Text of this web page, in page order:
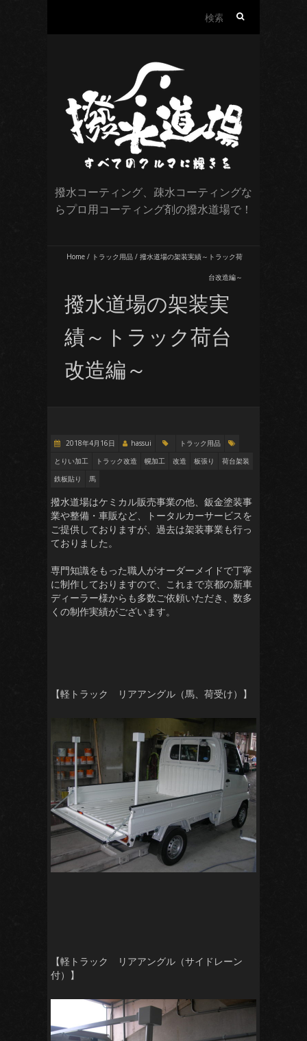
撥水コーティング、疎水コーティングな
らプロ用コーティング剤の撥水道場で！
Home / トラック用品 / 撥水道場の架装実績～トラック荷
台改造編～
撥水道場の架装実
績～トラック荷台
改造編～
2018年4月16日 hassui
トラック用品
とりい加工
トラック改造 幌加工 改造 板張り
荷台架装
鉄板貼り
馬
撥水道場はケミカル販売事業の他、鈑金塗装事
業や整備・車販など、トータルカーサービスを
ご提供しておりますが、過去は架装事業も行っ
ておりました。
専門知識をもった職人がオーダーメイドで丁寧
に制作しておりますので、これまで京都の新車
ディーラー様からも多数ご依頼いただき、数多
くの制作実績がございます。
【軽トラック リアアングル（馬、荷受け）】
【軽トラック リアアングル（サイドレーン
付）】